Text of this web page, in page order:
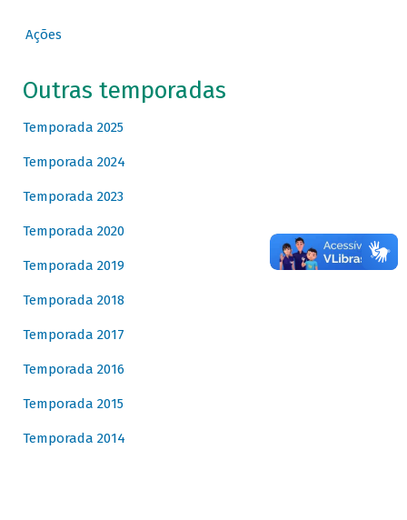
Ações
Outras temporadas
Temporada 2025
Temporada 2024
Temporada 2023
Temporada 2020
Temporada 2019
Temporada 2018
Temporada 2017
Temporada 2016
Temporada 2015
Temporada 2014